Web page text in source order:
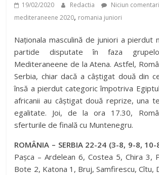
19/02/2020 Redactia Niciun
mediteraneene 2020, romania juniori
Naționala masculină de juniori a pierdut
partide disputate în faza
Mediteraneene de la Atena. Astfel,
Serbia, chiar dacă a câștigat două din
însă a pierdut categoric împotriva
africanii au câștigat două reprize, una
egalitate. Joi, de la ora 17.30,
sferturile de finală cu Muntenegru.
ROMÂNIA – SERBIA 22-24 (3-8, 9-8, 10-
Pașca – Ardelean 6, Costea 5, Chira 3,
Bote 2, Katona 1, Bruj, Samfirescu, Cîtu,